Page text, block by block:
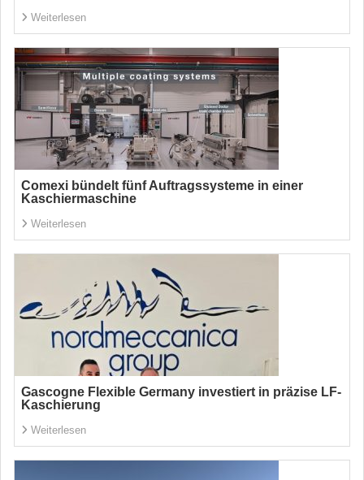
Weiterlesen
Comexi bündelt fünf Auftragssysteme in einer
Kaschiermaschine
Weiterlesen
Gascogne Flexible Germany investiert in präzise LF-
Kaschierung
Weiterlesen